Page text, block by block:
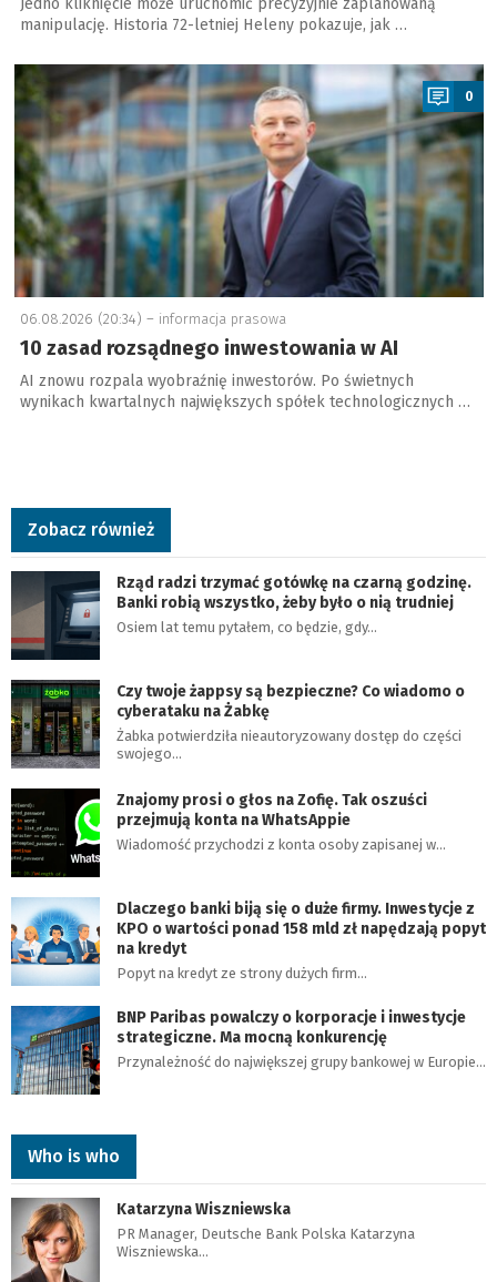
Jedno kliknięcie może uruchomić precyzyjnie zaplanowaną
manipulację. Historia 72-letniej Heleny pokazuje, jak …
a
0
06.08.2026 (20:34) – informacja prasowa
10 zasad rozsądnego inwestowania w AI
AI znowu rozpala wyobraźnię inwestorów. Po świetnych
wynikach kwartalnych największych spółek technologicznych …
Zobacz również
Rząd radzi trzymać gotówkę na czarną godzinę.
Banki robią wszystko, żeby było o nią trudniej
Osiem lat temu pytałem, co będzie, gdy…
Czy twoje żappsy są bezpieczne? Co wiadomo o
cyberataku na Żabkę
Żabka potwierdziła nieautoryzowany dostęp do części
swojego…
Znajomy prosi o głos na Zofię. Tak oszuści
przejmują konta na WhatsAppie
Wiadomość przychodzi z konta osoby zapisanej w…
Dlaczego banki biją się o duże firmy. Inwestycje z
KPO o wartości ponad 158 mld zł napędzają popyt
na kredyt
Popyt na kredyt ze strony dużych firm…
BNP Paribas powalczy o korporacje i inwestycje
strategiczne. Ma mocną konkurencję
Przynależność do największej grupy bankowej w Europie…
Who is who
Katarzyna Wiszniewska
PR Manager, Deutsche Bank Polska Katarzyna
Wiszniewska…